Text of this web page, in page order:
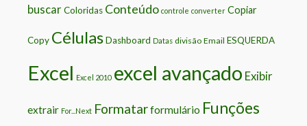
buscar Coloridas Conteúdo controle converter Copiar
Copy CélulasDashboard Datas divisão Email ESQUERDA
Excel Excel 2010 excel avançado Exibir
extrair For...Next Formatarformulário Funções